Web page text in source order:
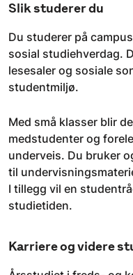
Slik studerer du
Du studerer på
sosial studiehverdag.
lesesaler og sosiale
studentmiljø.
Med små klasser blir
medstudenter og
underveis. Du bruker
til
I tillegg vil en
studietiden.
Karriere og videre